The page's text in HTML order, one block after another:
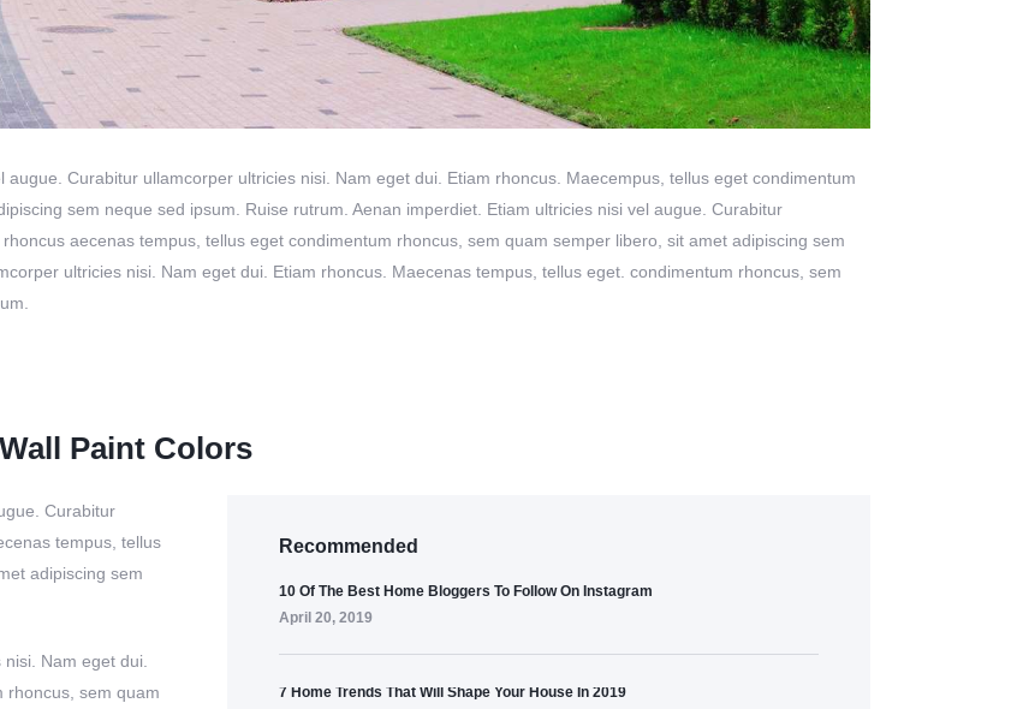
Curabitur ullamcorper ultricies nisi. Nam eget dui. Etiam rhoncus. Maecempus, tellus eget condimentum
sem neque sed ipsum. Ruise rutrum. Aenan imperdiet. Etiam ultricies nisi vel augue. Curabitur
aecenas tempus, tellus eget condimentum rhoncus, sem quam semper libero, sit amet adipiscing sem
ultricies nisi. Nam eget dui. Etiam rhoncus. Maecenas tempus, tellus eget. condimentum rhoncus, sem
Paint Colors
Curabitur
tempus, tellus
adipiscing sem
Nam eget dui.
rhoncus, sem quam
Recommended
10 Of The Best Home Bloggers To Follow On Instagram
April 20, 2019
7 Home Trends That Will Shape Your House In 2019